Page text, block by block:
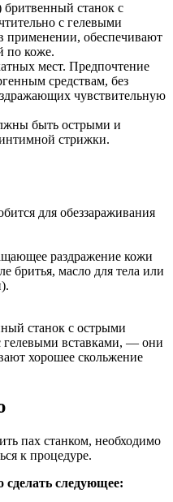
станок с
с гелевыми
обеспечивают
по коже.
мест. Предпочтение
средствам, без
чувствительную
быть острыми и
интимной стрижки.
для обеззараживания
раздражение кожи
бритья, масло для тела или
станок с острыми
гелевыми вставками, — они
хорошее скольжение
пах станком, необходимо
к процедуре.
следующее: